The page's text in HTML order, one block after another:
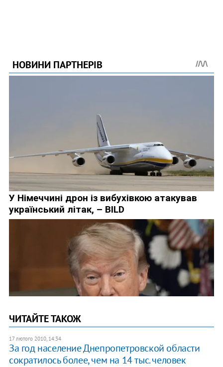
ЧИТАЙТЕ ТАКОЖ
17 лютого 2010, 14:34
За год население Днепропетровской области
сократилось более, чем на 14 тыс. человек